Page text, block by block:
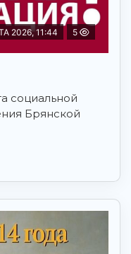
2026, 11:44 5
социальной
Брянской